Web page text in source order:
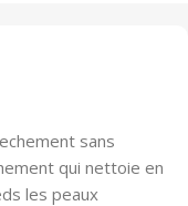
sans
qui nettoie en
les peaux